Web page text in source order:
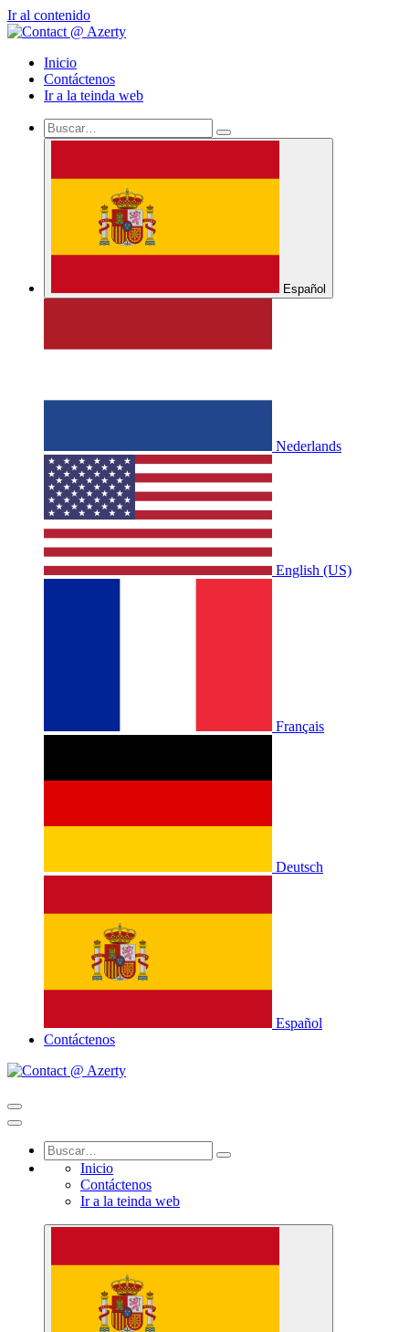
Ir al contenido
Inicio
Contáctenos
Ir a la teinda web
Español
Nederlands
English (US)
Français
Deutsch
Español
Contáctenos
Inicio
Contáctenos
Ir a la teinda web